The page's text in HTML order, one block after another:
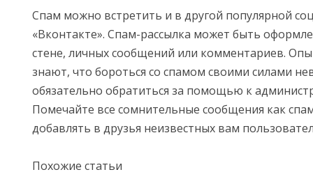
Спам можно встретить и в другой популярной
«Вконтакте». Спам-рассылка может быть
стене, личных сообщений или комментариев.
знают, что бороться со спамом своими силами
обязательно обратиться за помощью к
Помечайте все сомнительные сообщения как
добавлять в друзья неизвестных вам
Похожие статьи